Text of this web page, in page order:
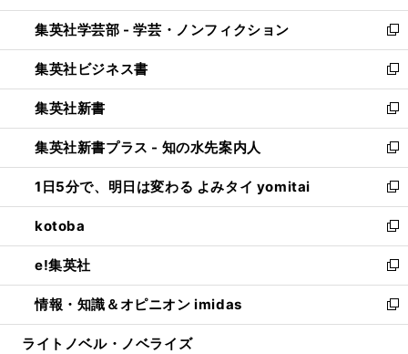
開
く
ウ
で
開
く
ン
ド
ウ
で
開
く
ウ
ィ
ン
ド
ウ
で
開
く
集英社学芸部 - 学芸・ノンフィクション
新
し
い
ウ
ィ
ン
ド
ウ
で
開
く
集英社ビジネス書
新
し
い
ウ
ィ
ン
ド
ウ
で
開
く
集英社新書
新
し
い
ウ
ィ
ン
ド
ウ
で
開
く
集英社新書プラス - 知の水先案内人
新
し
い
ウ
ィ
ン
ド
ウ
で
開
1日5分で、明日は変わる よみタイ yomitai
新
し
い
ウ
ィ
ン
ド
ウ
kotoba
新
し
い
ウ
ィ
ン
e!集英社
新
し
い
ウ
情報・知識＆オピニオン imidas
新
し
ライトノベル・ノベライズ